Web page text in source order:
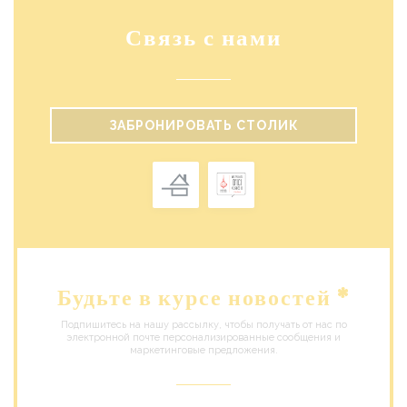
Связь с нами
ЗАБРОНИРОВАТЬ СТОЛИК
Будьте в курсе новостей *
Подпишитесь на нашу рассылку, чтобы получать от нас по
электронной почте персонализированные сообщения и
маркетинговые предложения.